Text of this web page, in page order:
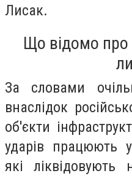
Лисак.
Що відомо про
За словами
внаслідок
об'єкти
ударів працюють
які ліквідовують